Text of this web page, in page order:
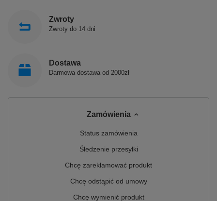
Zwroty
Zwroty do 14 dni
Dostawa
Darmowa dostawa od 2000zł
Zamówienia
Status zamówienia
Śledzenie przesyłki
Chcę zareklamować produkt
Chcę odstąpić od umowy
Chcę wymienić produkt